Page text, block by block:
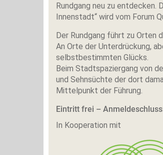
Rundgang neu zu entdecken.
Innenstadt“ wird vom Forum
Der Rundgang führt zu Orten
An Orte der Unterdrückung,
selbstbestimmten Glücks.
Beim Stadtspaziergang von
und Sehnsüchte der dort
Mittelpunkt der Führung.
Eintritt frei –
In Kooperation mit